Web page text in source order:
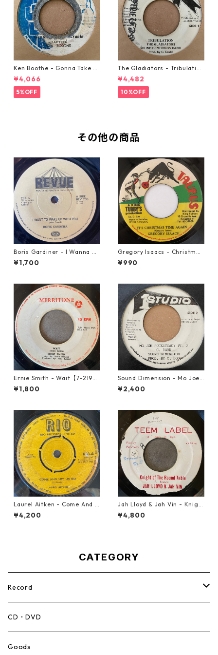
Ken Boothe - Gonna Take A
Miracle【7-21362】
¥4,066
5%OFF
The Gladiators - Tribulation
【7-21365】
¥4,482
10%OFF
その他の商品
Boris Gardiner - I Wanna W
ake Up With You【7-2192
4】
¥1,700
Gregory Isaacs - Christmas
Time Once Again【7-2058
9】
¥990
Ernie Smith - Wait【7-2196
0】
¥1,800
Sound Dimension - Mo Joe
Rock Steady【7-21087】
¥2,400
Laurel Aitken - Come And L
et Us Go【7-21779】
¥4,200
Jah Lloyd & Jah Vin - Knigh
t Of The Round Table【7-21
908】
¥4,800
CATEGORY
Record
Mento,Calypso,Ballad
Ska
CD・DVD
Goods